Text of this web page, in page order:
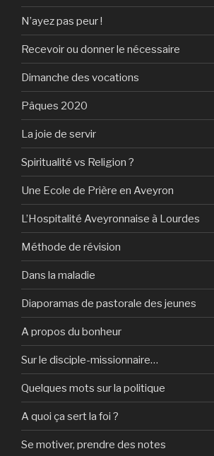
N’ayez pas peur !
Recevoir ou donner le nécessaire
Dimanche des vocations
Pâques 2020
La joie de servir
Spiritualité vs Religion ?
Une Ecole de Prière en Aveyron
L’Hospitalité Aveyronnaise à Lourdes
Méthode de révision
Dans la maladie
Diaporamas de pastorale des jeunes
A propos du bonheur
Sur le disciple-missionnaire…
Quelques mots sur la politique
A quoi ça sert la foi ?
Se motiver, prendre des notes